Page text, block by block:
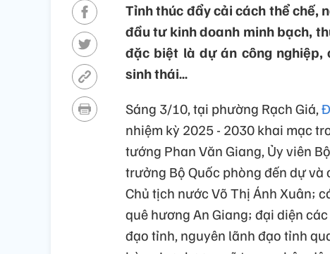
Tỉnh thúc đẩy cải cách thể chế,
đầu tư kinh doanh minh bạch,
đặc biệt là dự án công nghiệp,
sinh thái…
Sáng 3/10, tại phường Rạch Giá,
nhiệm kỳ 2025 - 2030 khai mạc
tướng Phan Văn Giang, Ủy viên
trưởng Bộ Quốc phòng đến dự
Chủ tịch nước Võ Thị Ánh Xuân;
quê hương An Giang; đại diện
đạo tỉnh, nguyên lãnh đạo tỉnh